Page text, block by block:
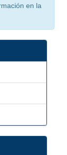
en la